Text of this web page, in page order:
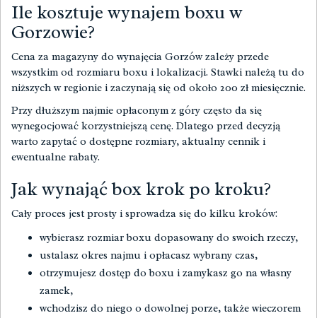
Ile kosztuje wynajem boxu w
Gorzowie?
Cena za magazyny do wynajęcia Gorzów zależy przede
wszystkim od rozmiaru boxu i lokalizacji. Stawki należą tu do
niższych w regionie i zaczynają się od około 200 zł miesięcznie.
Przy dłuższym najmie opłaconym z góry często da się
wynegocjować korzystniejszą cenę. Dlatego przed decyzją
warto zapytać o dostępne rozmiary, aktualny cennik i
ewentualne rabaty.
Jak wynająć box krok po kroku?
Cały proces jest prosty i sprowadza się do kilku kroków:
wybierasz rozmiar boxu dopasowany do swoich rzeczy,
ustalasz okres najmu i opłacasz wybrany czas,
otrzymujesz dostęp do boxu i zamykasz go na własny
zamek,
wchodzisz do niego o dowolnej porze, także wieczorem